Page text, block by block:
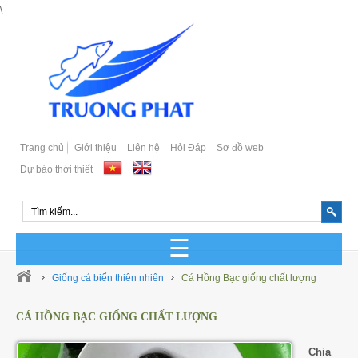
\
Trang chủ Giới thiệu Liên hệ Hỏi Đáp
Sơ đồ web
Dự báo thời thiết
GIỐNG CÁ BIỂN SẢN XUẤT
GIỐNG CÁ BIỂN TỰ NHIÊN
GIỐNG CÁ MÚ SẢN XUẤT
Giống cá biển thiên nhiên Cá Hồng Bạc giống chất lượng
CÁ HỒNG BẠC GIỐNG CHẤT LƯỢNG
Chia